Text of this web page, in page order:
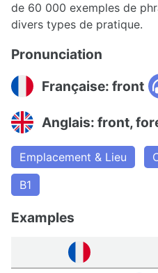
de 60 000 exemples de
divers types de pratique.
Pronunciation
Française: front
Anglais: front,
Emplacement & Lieu
B1
Examples